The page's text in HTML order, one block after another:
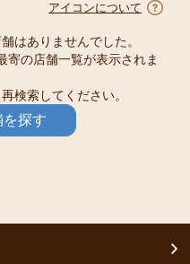
アイコンについて
はありませんでした。
寄の店舗一覧が表示されま
検索してください。
探す